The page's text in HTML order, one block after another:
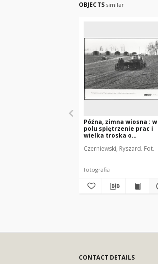
OBJECTS similar
Późna, zimna wiosna : w
polu spiętrzenie prac i
wielka troska o
Czerniewski, Ryszard. Fot.
fotografia
CONTACT DETAILS